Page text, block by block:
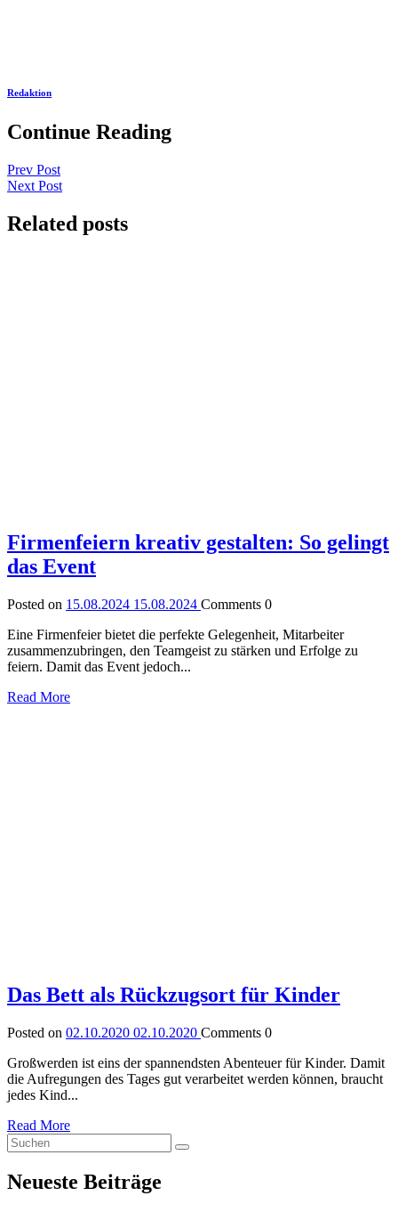
Redaktion
Continue Reading
Prev Post
Next Post
Related posts
Firmenfeiern kreativ gestalten: So gelingt
das Event
Posted on 15.08.2024 15.08.2024 Comments 0
Eine Firmenfeier bietet die perfekte Gelegenheit, Mitarbeiter
zusammenzubringen, den Teamgeist zu stärken und Erfolge zu
feiern. Damit das Event jedoch...
Read More
Das Bett als Rückzugsort für Kinder
Posted on 02.10.2020 02.10.2020 Comments 0
Großwerden ist eins der spannendsten Abenteuer für Kinder. Damit
die Aufregungen des Tages gut verarbeitet werden können, braucht
jedes Kind...
Read More
Neueste Beiträge